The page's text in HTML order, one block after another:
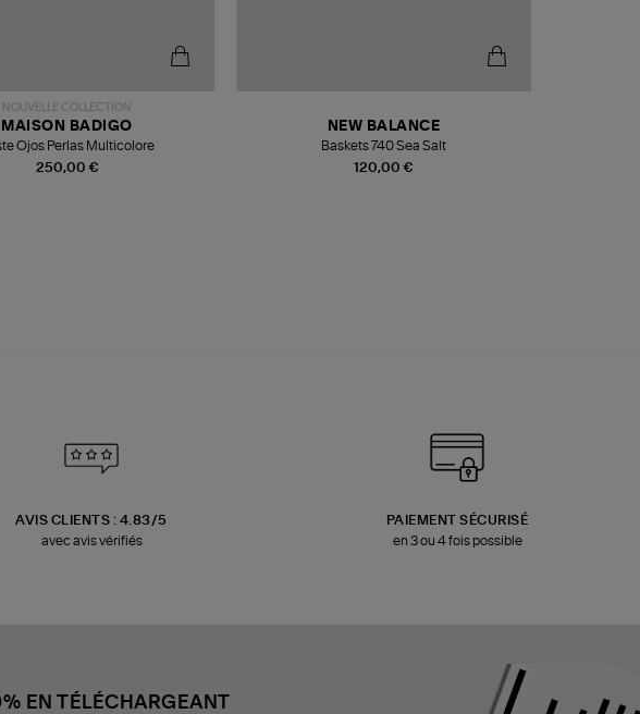
NOUVELLE COLLECTION
250,00 €
MAISON BADIGO
Ojos Perlas Multicolore
120,00 €
NEW BALANCE
Baskets 740 Sea Salt
AVIS CLIENTS : 4.83/5
avec avis vérifiés
PAIEMENT SÉCURISÉ
en 3 ou 4 fois possible
EN TÉLÉCHARGEANT